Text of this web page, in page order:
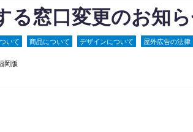
る窓口変更のお知
いて 商品について デザインについて
屋外広告の法
岡版